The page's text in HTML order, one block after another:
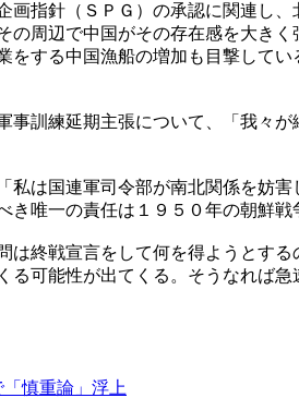
指針（ＳＰＧ）の承認に関連し
周辺で中国がその存在感を大き
する中国漁船の増加も目撃して
訓練延期主張について、「我々
は国連軍司令部が南北関係を妨
唯一の責任は１９５０年の朝鮮
終戦宣言をして何を得ようとす
可能性が出てくる。そうなれば急
慎重論」浮上